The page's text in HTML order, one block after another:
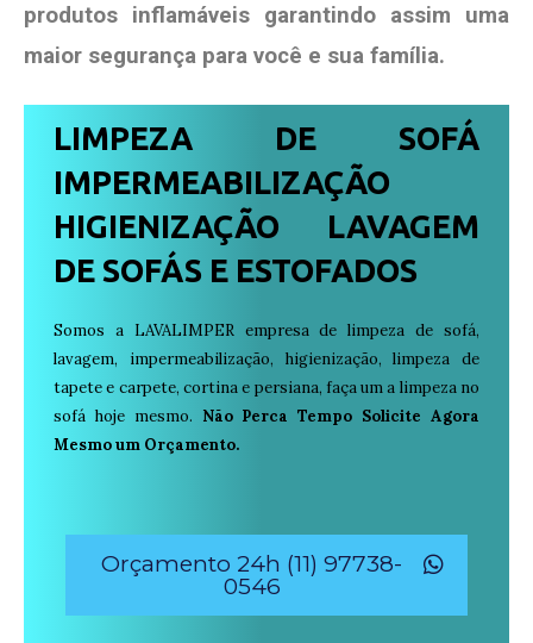
produtos inflamáveis garantindo assim uma
maior segurança para você e sua família.
LIMPEZA DE SOFÁ
IMPERMEABILIZAÇÃO
HIGIENIZAÇÃO LAVAGEM
DE SOFÁS E ESTOFADOS
Somos a LAVALIMPER empresa de limpeza de sofá,
lavagem, impermeabilização, higienização, limpeza de
tapete e carpete, cortina e persiana, faça um a limpeza no
sofá hoje mesmo. Não Perca Tempo Solicite Agora
Mesmo um Orçamento.
Orçamento 24h (11) 97738-
0546